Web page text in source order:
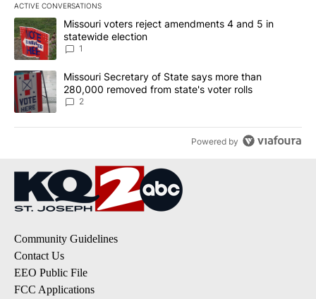
ACTIVE CONVERSATIONS
The following is a list of the most commented articles in the last
A trending article titled "Missouri voters reject amendments 4
Missouri voters reject amendments 4 and 5 in
statewide election
1
A trending article titled "Missouri Secretary of State says more
Missouri Secretary of State says more than
280,000 removed from state's voter rolls
2
Powered by
Community Guidelines
Contact Us
EEO Public File
FCC Applications